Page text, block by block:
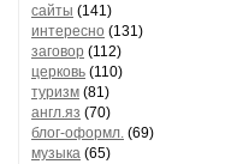
сайты (141)
интересно (131)
заговор (112)
церковь (110)
туризм (81)
англ.яз (70)
блог-оформл. (69)
музыка (65)